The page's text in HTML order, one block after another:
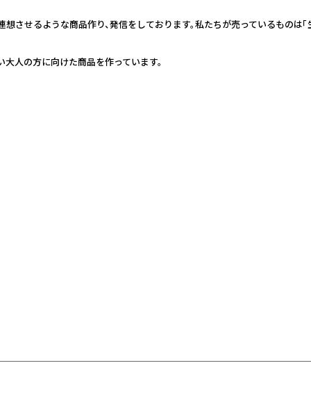
想させるような商品作り、発信をしております。私たちが売っているものは
人の方に向けた商品を作っています。